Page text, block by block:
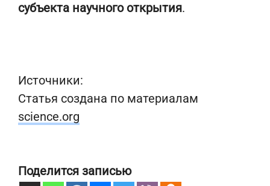
субъекта научного открытия.
Источники:
Статья создана по материалам
science.org
Поделится записью